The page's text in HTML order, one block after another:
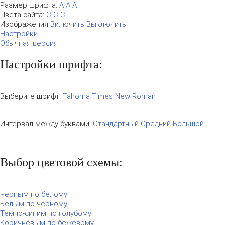
Размер шрифта: A A A
Цвета сайта: С С С
Изображения Включить Выключить
Настройки
Обычная версия
Настройки шрифта:
Выберите шрифт: Tahoma Times New Roman
Интервал между буквами: Стандартный Средний Большой
Выбор цветовой схемы:
Черным по белому
Белым по черному
Темно-синим по голубому
Коричневым по бежевому